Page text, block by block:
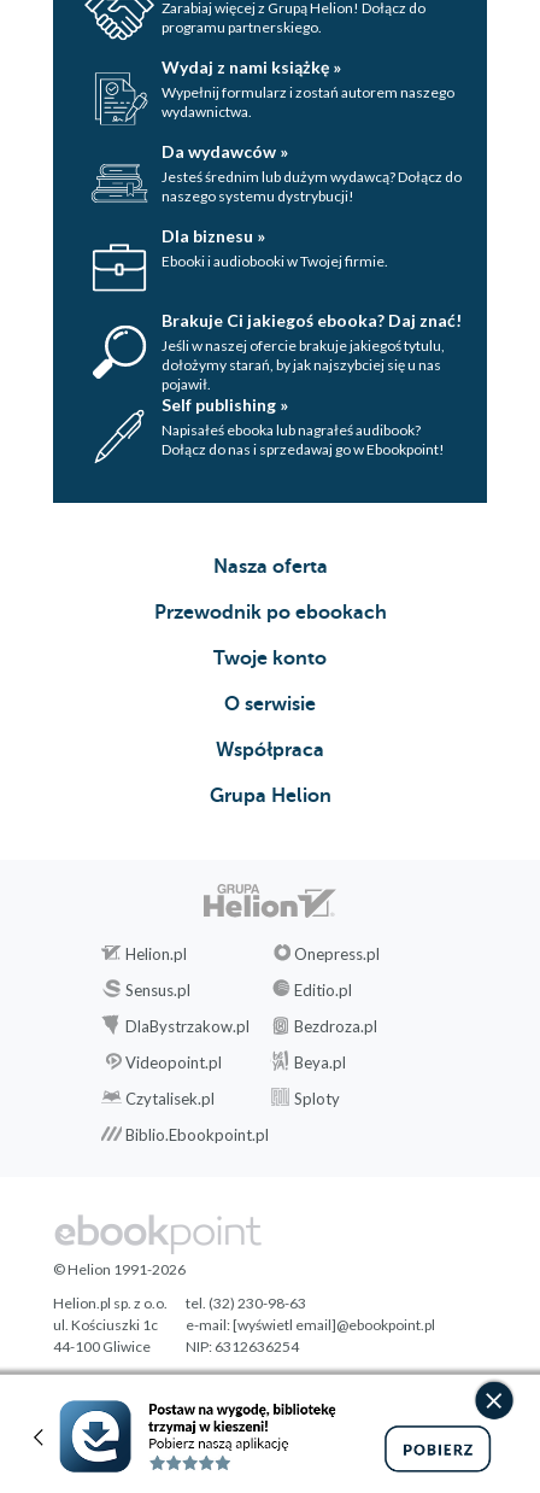
Zarabiaj więcej z Grupą Helion! Dołącz do
programu partnerskiego.
Wydaj z nami książkę »
Wypełnij formularz i zostań autorem naszego
wydawnictwa.
Da wydawców »
Jesteś średnim lub dużym wydawcą? Dołącz do
naszego systemu dystrybucji!
Dla biznesu »
Ebooki i audiobooki w Twojej firmie.
Brakuje Ci jakiegoś ebooka? Daj znać!
Jeśli w naszej ofercie brakuje jakiegoś tytulu,
dołożymy starań, by jak najszybciej się u nas
pojawił.
Self publishing »
Napisałeś ebooka lub nagrałeś audibook?
Dołącz do nas i sprzedawaj go w Ebookpoint!
Nasza oferta
Przewodnik po ebookach
Twoje konto
O serwisie
Współpraca
Grupa Helion
Helion.pl
Onepress.pl
Sensus.pl
Editio.pl
DlaBystrzakow.pl
Bezdroza.pl
Videopoint.pl
Beya.pl
Czytalisek.pl
Sploty
Biblio.Ebookpoint.pl
Designed with ♥ byTonik.pl
© Helion 1991-2026
Helion.pl sp. z o.o.
ul. Kościuszki 1c
44-100 Gliwice
tel. (32) 230-98-63
e-mail:[wyświetl email]@ebookpoint.pl
NIP: 6312636254
Regon: 241989027
Pełna wersja strony »